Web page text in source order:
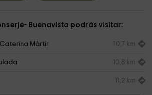
Buenavista podrás visitar:
Màrtir 10,7 km
10,8 km
11,2 km